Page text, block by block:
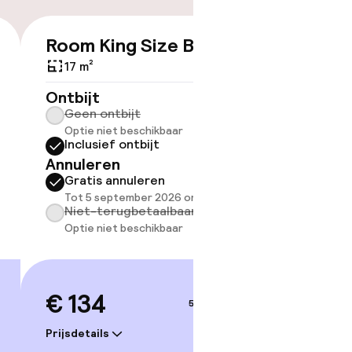
Room King Size Bed
17 m²
Ontbijt
Geen ontbijt
Optie niet beschikbaar
Inclusief ontbijt
Annuleren
Gratis annuleren
Tot 5 september 2026 om 14:00
Niet-terugbetaalbaar
Optie niet beschikbaar
€ 134
Prijsdetails
5–6 sep.